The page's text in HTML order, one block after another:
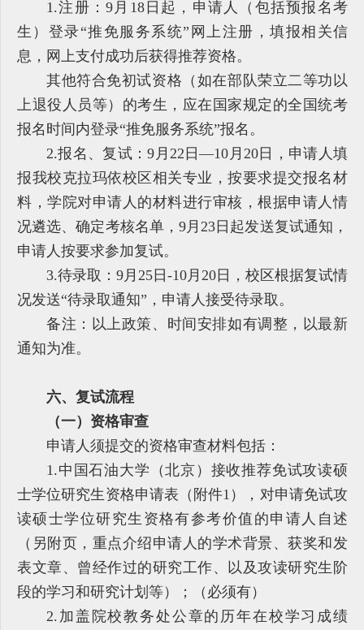
1.注册：9月18日起，申请人（包括预报名考
生）登录“推免服务系统”网上注册，填报相关信
息，网上支付成功后获得推荐资格。
其他符合免初试资格（如在部队荣立二等功以
上退役人员等）的考生，应在国家规定的全国统考
报名时间内登录“推免服务系统”报名。
2.报名、复试：9月22日—10月20日，申请人填
报我校克拉玛依校区相关专业，按要求提交报名材
料，学院对申请人的材料进行审核，根据申请人情
况遴选、确定考核名单，9月23日起发送复试通知，
申请人按要求参加复试。
3.待录取：9月25日-10月20日，校区根据复试情
况发送“待录取通知”，申请人接受待录取。
备注：以上政策、时间安排如有调整，以最新
通知为准。
六、复试流程
（一）资格审查
申请人须提交的资格审查材料包括：
1.中国石油大学（北京）接收推荐免试攻读硕
士学位研究生资格申请表（附件1），对申请免试攻
读硕士学位研究生资格有参考价值的申请人自述
（另附页，重点介绍申请人的学术背景、获奖和发
表文章、曾经作过的研究工作、以及攻读研究生阶
段的学习和研究计划等）；（必须有）
2.加盖院校教务处公章的历年在校学习成绩